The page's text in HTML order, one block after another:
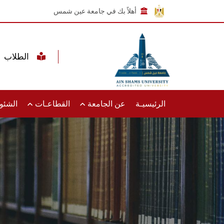
أهلاً بك في جامعة عين شمس
الرئيسيـة عن الجامعة القطاعـات